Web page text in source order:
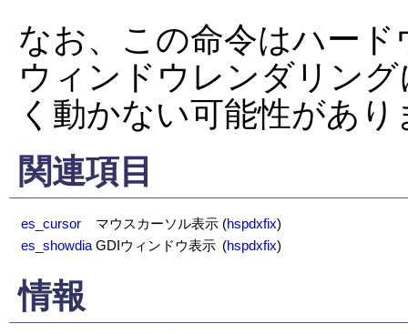
なお、この命令はハー
ウィンドウレンダリン
く動かない可能性があり
関連項目
es_cursor マウスカーソル表示 (hspdxfix)
es_showdia GDIウィンドウ表示 (hspdxfix)
情報